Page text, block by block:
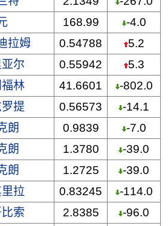
168.99
-4.0
拉姆 0.54788
5.2
尔 0.55942
5.3
林 41.6601
-802.0
提 0.56573
-14.1
朗 0.9839
-7.0
朗 1.3780
-39.0
朗 1.2725
-39.0
拉 0.83245
-114.0
索 2.8385
-96.0